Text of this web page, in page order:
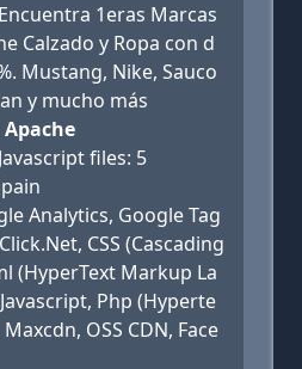
1eras Marcas
Calzado y Ropa con d
Mustang, Nike, Sauco
y mucho más
files: 5
Analytics, Google Tag
CSS (Cascading
(HyperText Markup La
Php (Hyperte
OSS CDN, Face